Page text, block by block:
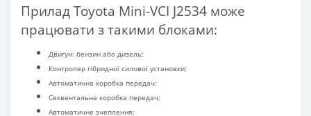
Прилад Toyota Mini-VCI J2534 може
працювати з такими блоками:
Двигун: бензин або дизель;
Контролер гібридної силової установки;
Автоматична коробка передач;
Секвентальна коробка передач;
Автоматичне зчеплення;